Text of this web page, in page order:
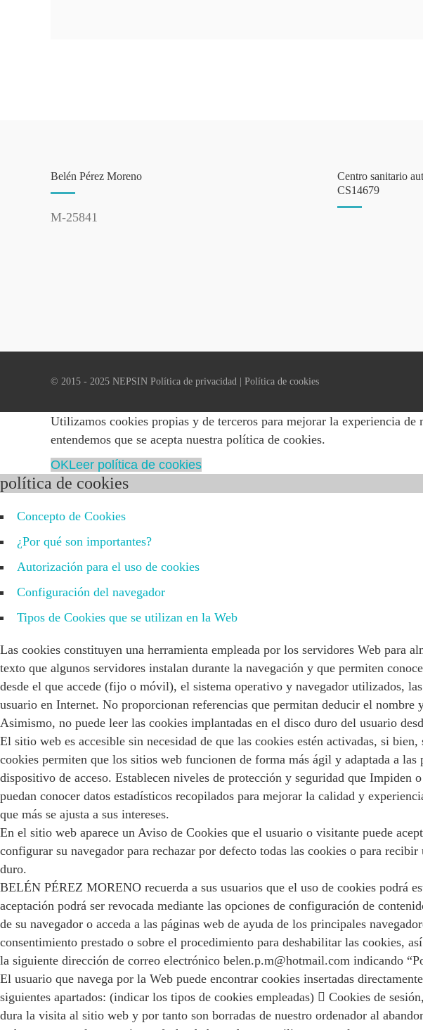
Belén Pérez Moreno
M-25841
Centro sanitario
CS14679
© 2015 - 2025 NEPSIN Política de privacidad Política de cookies
Utilizamos cookies propias y de terceros para mejorar la experiencia
entendemos que se acepta nuestra política de cookies.
OKLeer política de cookies
política de cookies
Concepto de Cookies
¿Por qué son importantes?
Autorización para el uso de cookies
Configuración del navegador
Tipos de Cookies que se utilizan en la Web
Las cookies constituyen una herramienta empleada por los servidores Web para
texto que algunos servidores instalan durante la navegación y que permiten
desde el que accede (fijo o móvil), el sistema operativo y navegador utilizados,
usuario en Internet. No proporcionan referencias que permitan deducir el
Asimismo, no puede leer las cookies implantadas en el disco duro del usuario
El sitio web es accesible sin necesidad de que las cookies estén activadas, si
cookies permiten que los sitios web funcionen de forma más ágil y adaptada a
dispositivo de acceso. Establecen niveles de protección y seguridad que
puedan conocer datos estadísticos recopilados para mejorar la calidad y
que más se ajusta a sus intereses.
En el sitio web aparece un Aviso de Cookies que el usuario o visitante puede
configurar su navegador para rechazar por defecto todas las cookies o para
duro.
BELÉN PÉREZ MORENO recuerda a sus usuarios que el uso de cookies podrá
aceptación podrá ser revocada mediante las opciones de configuración de
de su navegador o acceda a las páginas web de ayuda de los principales
consentimiento prestado o sobre el procedimiento para deshabilitar las cookies,
la siguiente dirección de correo electrónico belen.p.m@hotmail.com indicando
El usuario que navega por la Web puede encontrar cookies insertadas
siguientes apartados: (indicar los tipos de cookies empleadas)  Cookies de
dura la visita al sitio web y por tanto son borradas de nuestro ordenador al